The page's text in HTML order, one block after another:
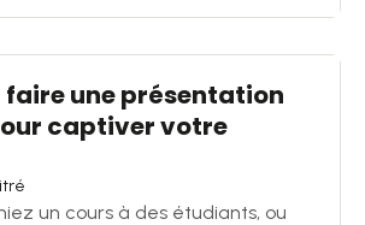
une présentation
captiver votre
un cours à des étudiants, ou